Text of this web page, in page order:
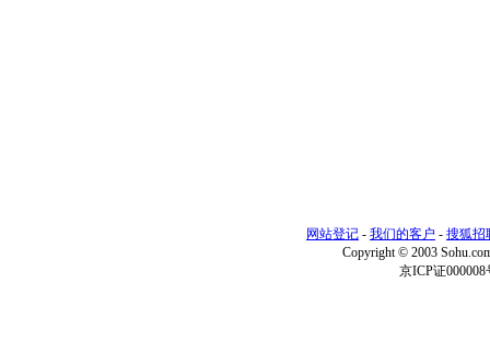
网站登记 - 我们的客户 - 搜狐招
Copyright © 2003
京ICP证